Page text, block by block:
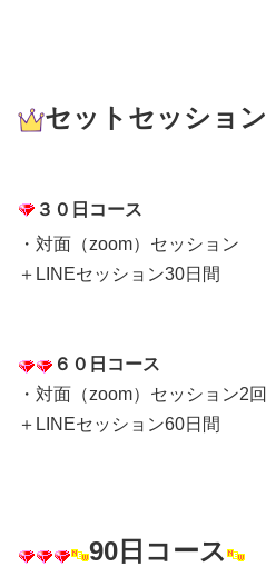
セットセッション
３０日コース
・対面（zoom）セッション
＋LINEセッション30日間
６０日コース
・対面（zoom）セッション2回
＋LINEセッション60日間
90日コース